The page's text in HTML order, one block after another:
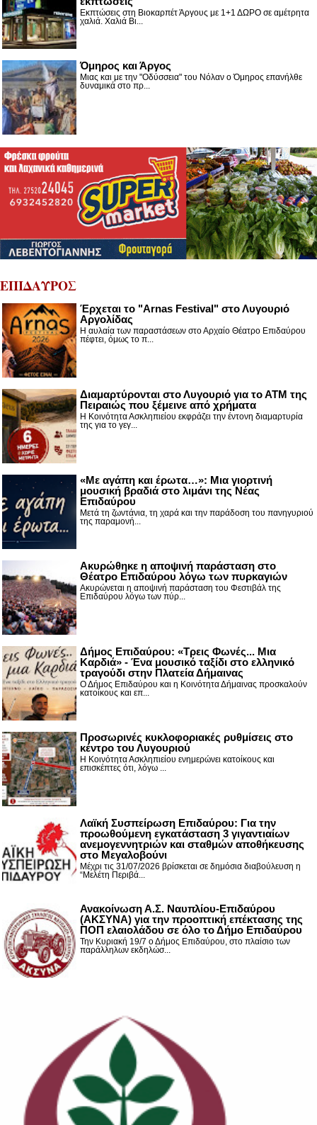
Εκπτώσεις στη Βιοκαρπέτ Άργους με 1+1 ΔΩΡΟ σε αμέτρητα
χαλιά. Χαλιά Βι...
Όμηρος και Άργος
Μιας και με την "Οδύσσεια" του Νόλαν ο Όμηρος επανήλθε
δυναμικά στο πρ...
ΕΠΙΔΑΥΡΟΣ
Έρχεται το "Arnas Festival" στο Λυγουριό
Αργολίδας
Η αυλαία των παραστάσεων στο Αρχαίο Θέατρο Επιδαύρου
πέφτει, όμως το π...
Διαμαρτύρονται στο Λυγουριό για το ΑΤΜ της
Πειραιώς που ξέμεινε από χρήματα
Η Κοινότητα Ασκληπιείου εκφράζει την έντονη διαμαρτυρία
της για το γεγ...
«Με αγάπη και έρωτα…»: Μια γιορτινή
μουσική βραδιά στο λιμάνι της Νέας
Επιδαύρου
Μετά τη ζωντάνια, τη χαρά και την παράδοση του πανηγυριού
της παραμονή...
Ακυρώθηκε η αποψινή παράσταση στο
Θέατρο Επιδαύρου λόγω των πυρκαγιών
Ακυρώνεται η αποψινή παράσταση του Φεστιβάλ της
Επιδαύρου λόγω των πύρ...
Δήμος Επιδαύρου: «Τρεις Φωνές... Μια
Καρδιά» - Ένα μουσικό ταξίδι στο ελληνικό
τραγούδι στην Πλατεία Δήμαινας
Ο Δήμος Επιδαύρου και η Κοινότητα Δήμαινας προσκαλούν
κατοίκους και επ...
Προσωρινές κυκλοφοριακές ρυθμίσεις στο
κέντρο του Λυγουριού
Η Κοινότητα Ασκληπιείου ενημερώνει κατοίκους και
επισκέπτες ότι, λόγω ...
Λαϊκή Συσπείρωση Επιδαύρου: Για την
προωθούμενη εγκατάσταση 3 γιγαντιαίων
ανεμογεννητριών και σταθμών αποθήκευσης
στο Μεγαλοβούνι
Μέχρι τις 31/07/2026 βρίσκεται σε δημόσια διαβούλευση η
“Μελέτη Περιβά...
Ανακοίνωση Α.Σ. Ναυπλίου-Επιδαύρου
(ΑΚΣΥΝΑ) για την προοπτική επέκτασης της
ΠΟΠ ελαιολάδου σε όλο το Δήμο Επιδαύρου
Την Κυριακή 19/7 ο Δήμος Επιδαύρου, στο πλαίσιο των
παράλληλων εκδηλώσ...